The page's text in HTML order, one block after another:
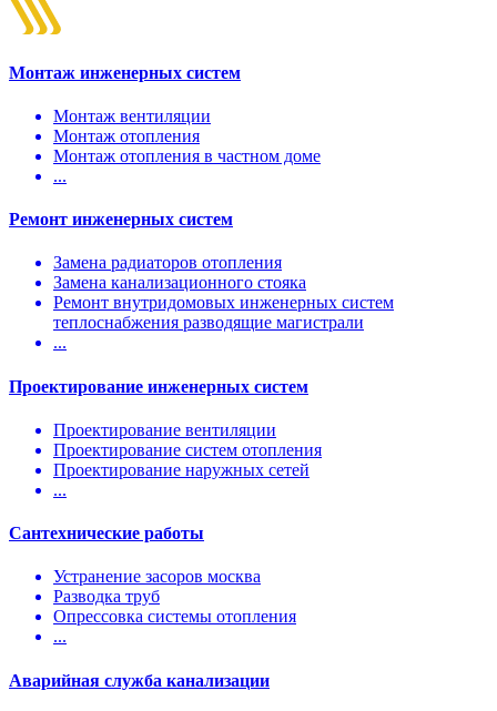
Монтаж инженерных систем
Монтаж вентиляции
Монтаж отопления
Монтаж отопления в частном доме
...
Ремонт инженерных систем
Замена радиаторов отопления
Замена канализационного стояка
Ремонт внутридомовых инженерных систем
теплоснабжения разводящие магистрали
...
Проектирование инженерных систем
Проектирование вентиляции
Проектирование систем отопления
Проектирование наружных сетей
...
Сантехнические работы
Устранение засоров москва
Разводка труб
Опрессовка системы отопления
...
Аварийная служба канализации